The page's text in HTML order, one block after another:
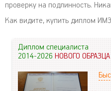
проверку на подлинность.
Как видите, купить диплом
Диплом специалиста
2014-2026НОВОГО ОБРАЗЦА